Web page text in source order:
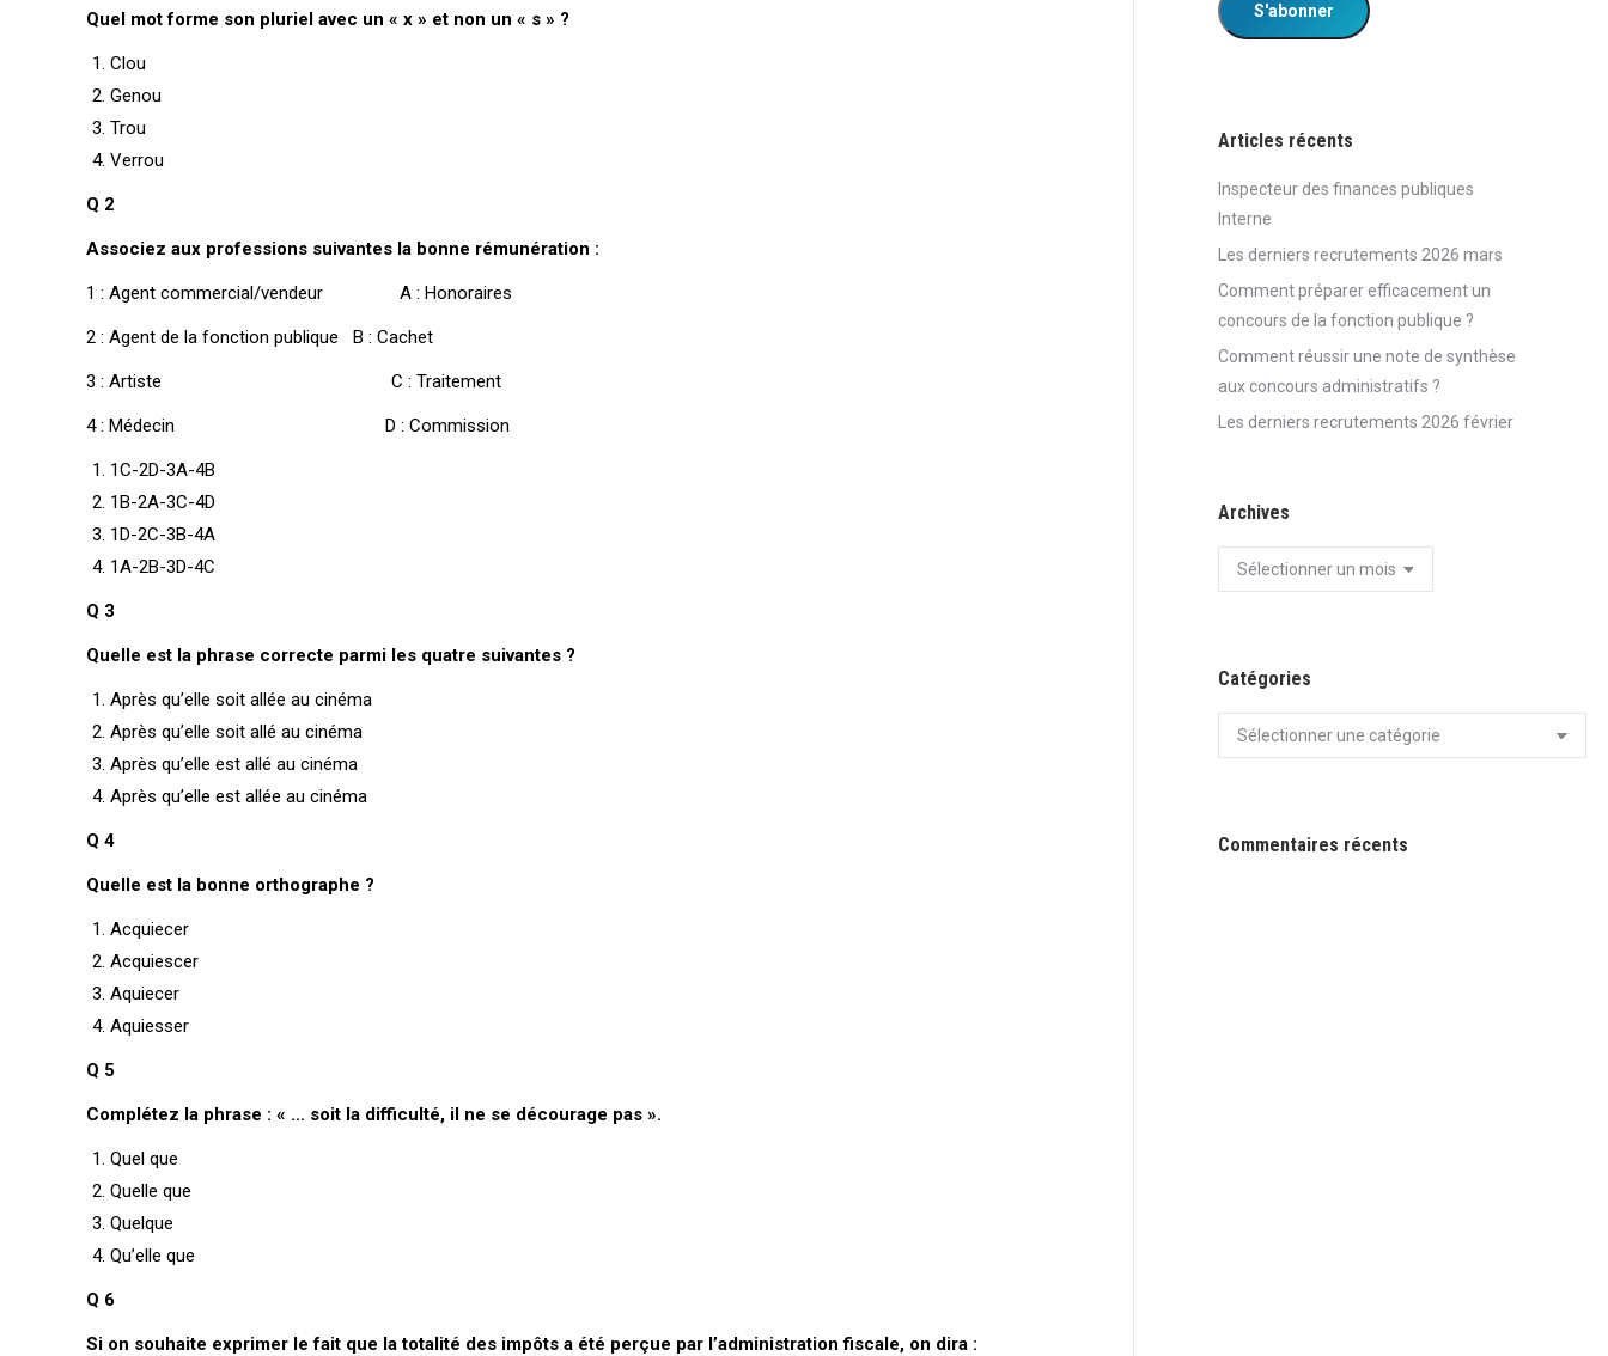
Quel mot forme son pluriel avec un « x » et non un « s » ?
Clou
Genou
Trou
Verrou
Q 2
Associez aux professions suivantes la bonne rémunération :
1 : Agent commercial/vendeur A : Honoraires
2 : Agent de la fonction publique B : Cachet
3 : Artiste C : Traitement
4 : Médecin D : Commission
1C-2D-3A-4B
1B-2A-3C-4D
1D-2C-3B-4A
1A-2B-3D-4C
Q 3
Quelle est la phrase correcte parmi les quatre suivantes ?
Après qu’elle soit allée au cinéma
Après qu’elle soit allé au cinéma
Après qu’elle est allé au cinéma
Après qu’elle est allée au cinéma
Q 4
Quelle est la bonne orthographe ?
Acquiecer
Acquiescer
Aquiecer
Aquiesser
Q 5
Complétez la phrase : « … soit la difficulté, il ne se décourage pas ».
Quel que
Quelle que
Quelque
Qu’elle que
Q 6
Si on souhaite exprimer le fait que la totalité des impôts a été perçue par l’administration fiscale, on dira :
Articles récents
Inspecteur des finances publiques
Interne
Les derniers recrutements 2026 mars
Comment préparer efficacement un
concours de la fonction publique ?
Comment réussir une note de synthèse
aux concours administratifs ?
Les derniers recrutements 2026 février
Archives
Archives
Catégories
Catégories
Commentaires récents